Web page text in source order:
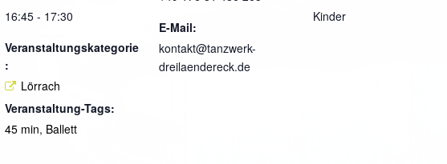
16:45 - 17:30
Veranstaltungskategorie
:
Lörrach
Veranstaltung-Tags:
45 min, Ballett
E-Mail:
kontakt@tanzwerk-
dreilaendereck.de
Kinder